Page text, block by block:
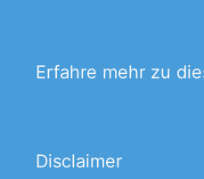
Erfahre mehr zu
Disclaimer